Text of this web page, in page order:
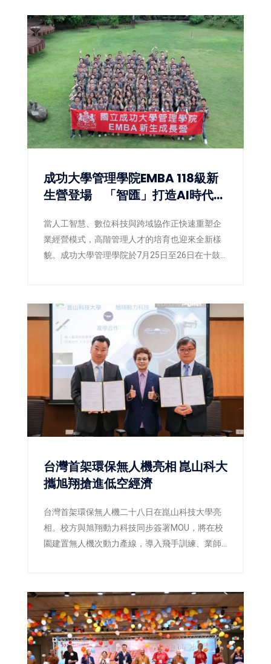
成功大學管理學院EMBA 118級新
生營登場 「智匯」打造AI時代數
當人工智慧、數位科技與跨域協作正快速重塑企
業經營模式，高階管理人才的培育也迎來全新樣
貌。成功大學管理學院於7月25日至26日在十鼓
意與智慧的交流融合。活動結合管理思維、數位
科技、實境體驗及跨屆共學，透過沉浸式互動設
計，引領新生正式展開EMBA學習旅程，也展現
成功大學管理學院持續創新管理教育、接軌AI時
代人才培育的新方向。
台灣首架環保無人機亮相 崑山科大
攜旭翔搶進低空經濟
台灣首架環保無人機二十八日在崑山科技大學亮
相。校方與旭翔動力科技同步簽署MOU，將在校
園建置無人機次動力產線，導入飛手訓練、業師